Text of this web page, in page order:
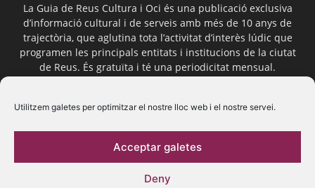
Utilitzem galetes per optimitzar el nostre lloc web i el nostre servei.
Acceptar galetes
Deny
La Guia de Reus Cultura i Oci és una publicació exclusiva
d’informació cultural i de serveis amb més de 10 anys de
trajectòria, que aglutina tota l’activitat d’interès lúdic que
programen les principals entitats i institucions de la ciutat
de Reus. És gratuïta i té una periodicitat mensual.
Segueix-nos